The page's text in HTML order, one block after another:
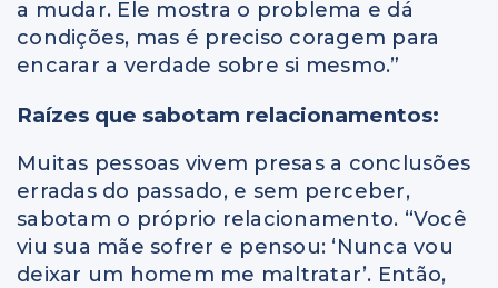
a mudar. Ele mostra o problema e dá
condições, mas é preciso coragem para
encarar a verdade sobre si mesmo.”
Raízes que sabotam relacionamentos:
Muitas pessoas vivem presas a conclusões
erradas do passado, e sem perceber,
sabotam o próprio relacionamento. “Você
viu sua mãe sofrer e pensou: ‘Nunca vou
deixar um homem me maltratar’. Então,